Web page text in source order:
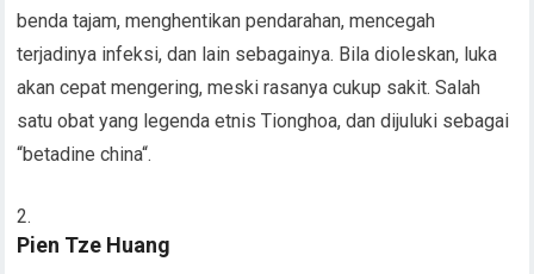
benda tajam, menghentikan pendarahan, mencegah
terjadinya infeksi, dan lain sebagainya. Bila dioleskan, luka
akan cepat mengering, meski rasanya cukup sakit. Salah
satu obat yang legenda etnis Tionghoa, dan dijuluki sebagai
“betadine china“.
Pien Tze Huang